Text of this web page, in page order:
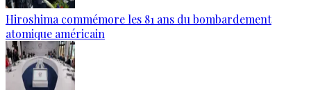
Hiroshima commémore les 81 ans du bombardement
atomique américain